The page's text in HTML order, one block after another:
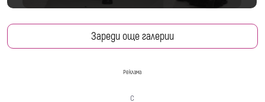
Зареди още галерии
Реклама
с